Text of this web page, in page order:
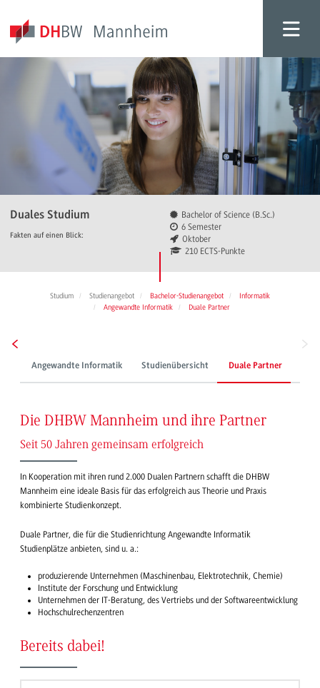
Duales Studium
Fakten auf einen Blick:
Bachelor of Science (B.Sc.)
6 Semester
Oktober
210 ECTS-Punkte
Studium Studienangebot Bachelor-Studienangebot
Informatik
Angewandte Informatik
Duale Partner
Angewandte Informatik Studienübersicht Duale Partner
Die DHBW Mannheim und ihre Partner
Seit 50 Jahren gemeinsam erfolgreich
In Kooperation mit ihren rund 2.000 Dualen Partnern schafft die DHBW
Mannheim eine ideale Basis für das erfolgreich aus Theorie und Praxis
kombinierte Studienkonzept.
Duale Partner, die für die Studienrichtung Angewandte Informatik
Studienplätze anbieten, sind u. a.:
produzierende Unternehmen (Maschinenbau, Elektrotechnik, Chemie)
Institute der Forschung und Entwicklung
Unternehmen der IT-Beratung, des Vertriebs und der Softwareentwicklung
Hochschulrechenzentren
Bereits dabei!